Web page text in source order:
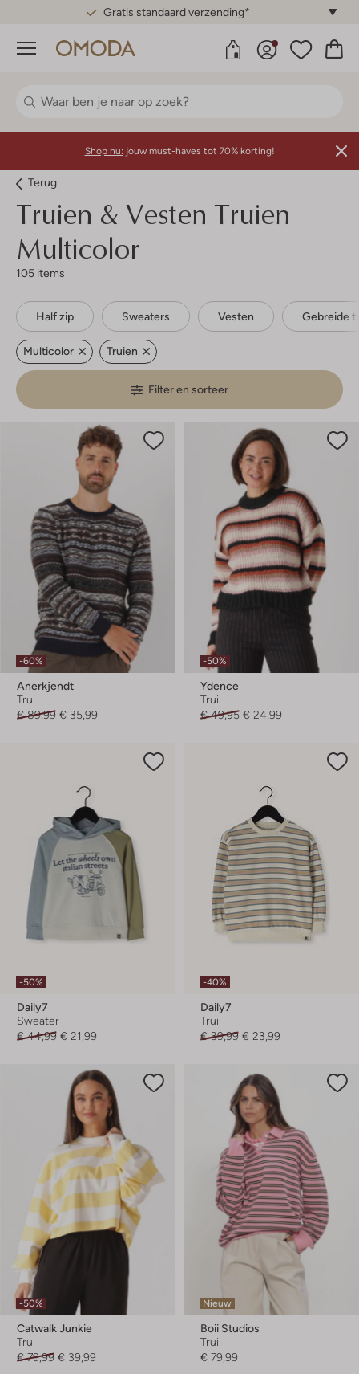
Gratis standaard verzending*
Menu
Shop nu: jouw must-haves tot 70% korting!
Terug
Truien & Vesten Truien
Multicolor
105 items
Half zip Sweaters Vesten Gebreide
Multicolor Truien
Filter en sorteer
-60%
Anerkjendt
Trui
€ 89,99 € 35,99
-50%
Ydence
Trui
€ 49,95 € 24,99
-50%
Daily7
Sweater
€ 44,99 € 21,99
-40%
Daily7
Trui
€ 39,99 € 23,99
-50%
Catwalk Junkie
Trui
€ 79,99 € 39,99
Nieuw
Boii Studios
Trui
€ 79,99